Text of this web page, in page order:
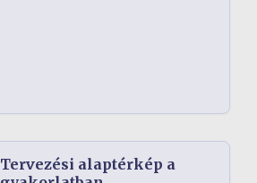
Tervezési alaptérkép a